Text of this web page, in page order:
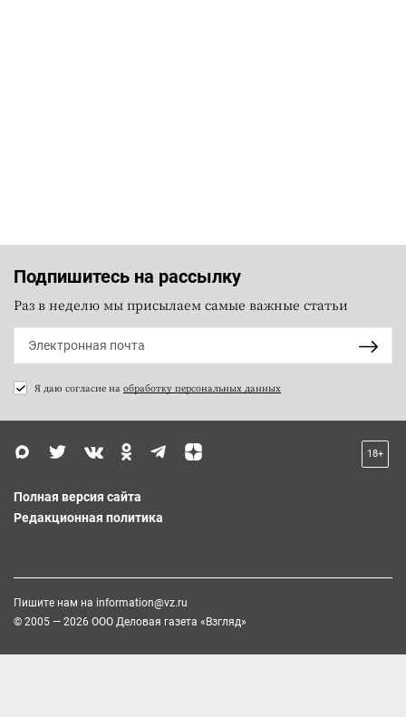
Подпишитесь на рассылку
Раз в неделю мы присылаем самые важные статьи
Я даю согласие на обработку персональных данных
18+
Полная версия сайта
Редакционная политика
Пишите нам на information@vz.ru
© 2005 — 2026 ООО Деловая газета «Взгляд»